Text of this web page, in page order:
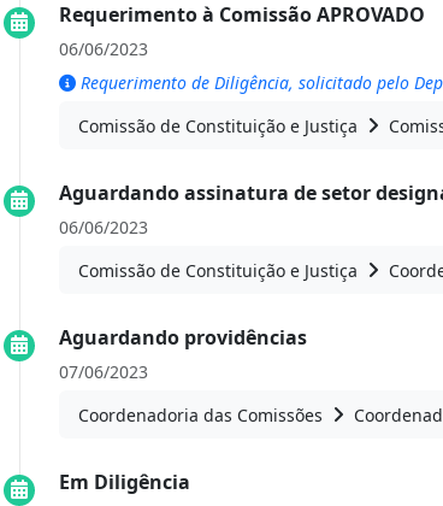
Requerimento à Comissão APROVADO
06/06/2023
Requerimento de Diligência, solicitado pelo
Comissão de Constituição e Justiça
Aguardando assinatura de setor
06/06/2023
Comissão de Constituição e Justiça
Aguardando providências
07/06/2023
Coordenadoria das Comissões
Em Diligência